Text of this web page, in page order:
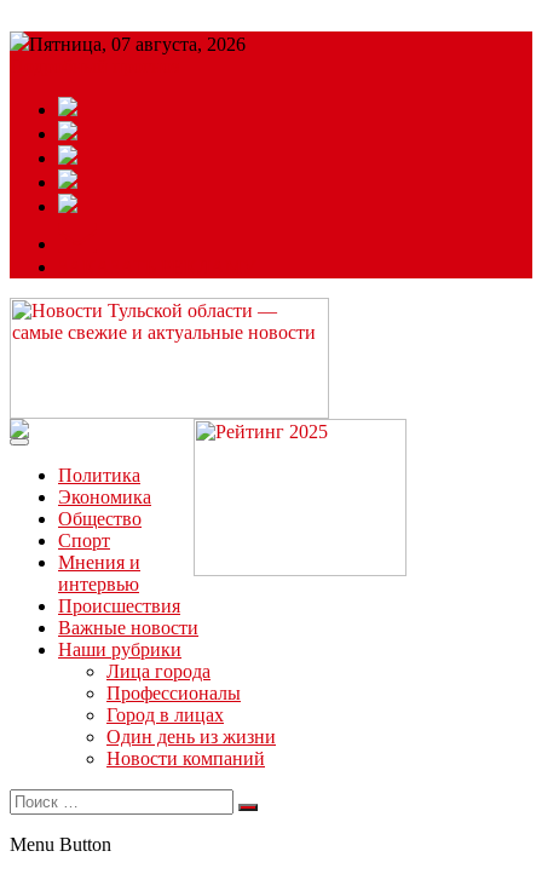
Пятница, 07 августа, 2026
Читайте последние новости дня в Тульской области на сайте
“ЗаНовомосковск”
Политика
Экономика
Общество
Спорт
Мнения и
интервью
Происшествия
Важные новости
Наши рубрики
Лица города
Профессионалы
Город в лицах
Один день из жизни
Новости компаний
Menu Button